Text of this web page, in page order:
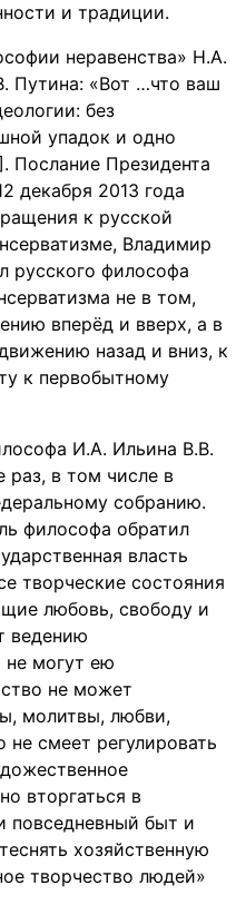
и традиции.
неравенства» Н.А.
Путина: «Вот …что ваш
без
упадок и одно
Послание Президента
декабря 2013 года
к русской
Владимир
русского философа
не в том,
вперёд и вверх, а в
назад и вниз, к
к первобытному
И.А. Ильина В.В.
раз, в том числе в
собранию.
философа обратил
власть
творческие состояния
любовь, свободу и
ведению
не могут ею
не может
молитвы, любви,
смеет регулировать
вторгаться в
повседневный быт и
хозяйственную
творчество людей»